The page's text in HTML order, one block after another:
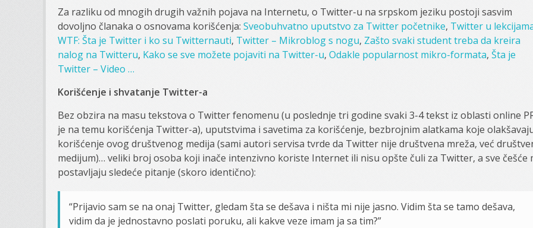
Za razliku od mnogih drugih važnih pojava na Internetu, o Twitter-u na srpskom jeziku postoji sasvim
dovoljno članaka o osnovama korišćenja: Sveobuhvatno uputstvo za Twitter početnike, Twitter u
WTF: Šta je Twitter i ko su Twitternauti, Twitter – Mikroblog s nogu, Zašto svaki student treba da kreira
nalog na Twitteru, Kako se sve možete pojaviti na Twitter-u, Odakle popularnost mikro-formata, Šta je
Twitter – Video …
Korišćenje i shvatanje Twitter-a
Bez obzira na masu tekstova o Twitter fenomenu (u poslednje tri godine svaki 3-4 tekst iz oblasti online
je na temu korišćenja Twitter-a), uputstvima i savetima za korišćenje, bezbrojnim alatkama koje
korišćenje ovog društvenog medija (sami autori servisa tvrde da Twitter nije društvena mreža, već
medijum)… veliki broj osoba koji inače intenzivno koriste Internet ili nisu opšte čuli za Twitter, a sve češće
postavljaju sledeće pitanje (skoro identično):
“Prijavio sam se na onaj Twitter, gledam šta se dešava i ništa mi nije jasno. Vidim šta se tamo dešava,
vidim da je jednostavno poslati poruku, ali kakve veze imam ja sa tim?”